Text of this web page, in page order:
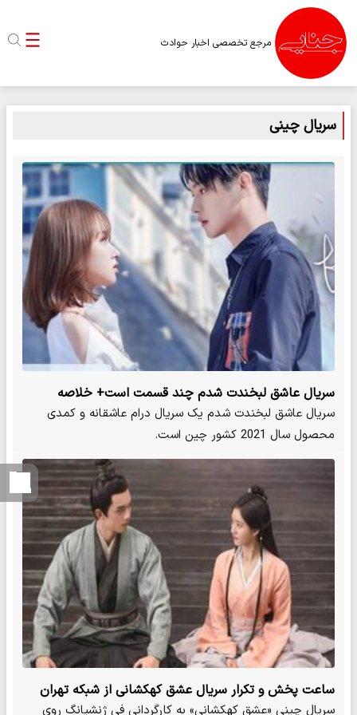
مرجع تخصصی اخبار حوادث
سریال چینی
سریال عاشق لبخندت شدم چند قسمت است+ خلاصه
داستان و بازیگران
سریال عاشق لبخندت شدم یک سریال درام عاشقانه و کمدی
محصول سال 2021 کشور چین است.
ساعت پخش و تکرار سریال عشق کهکشانی از شبکه تهران
سریال چینی «عشق کهکشانی» به کارگردانی فی ژنشیانگ روی